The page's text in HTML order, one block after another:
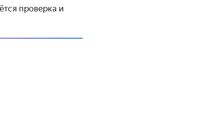
проверка и